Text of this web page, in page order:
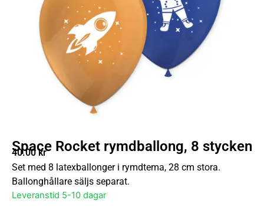
Space Rocket rymdballong, 8 stycken
40.00kr
Set med 8 latexballonger i rymdtema, 28 cm stora.
Ballonghållare säljs separat.
Leveranstid 5-10 dagar